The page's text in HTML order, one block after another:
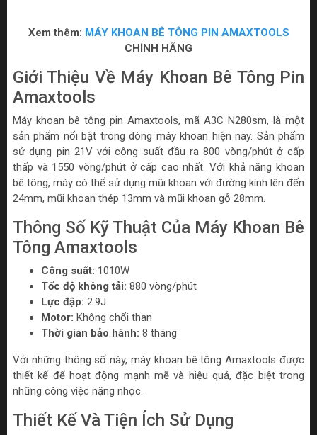
Xem thêm: MÁY KHOAN BÊ TÔNG PIN AMAXTOOLS
CHÍNH HÃNG
Giới Thiệu Về Máy Khoan Bê Tông Pin
Amaxtools
Máy khoan bê tông pin Amaxtools, mã A3C N280sm, là một
sản phẩm nổi bật trong dòng máy khoan hiện nay. Sản phẩm
sử dụng pin 21V với công suất đầu ra 800 vòng/phút ở cấp
thấp và 1550 vòng/phút ở cấp cao nhất. Với khả năng khoan
bê tông, máy có thể sử dụng mũi khoan với đường kính lên đến
24mm, mũi khoan thép 13mm và mũi khoan gỗ 28mm.
Thông Số Kỹ Thuật Của Máy Khoan Bê
Tông Amaxtools
Công suất: 1010W
Tốc độ không tải: 880 vòng/phút
Lực đập: 2.9J
Motor: Không chổi than
Thời gian bảo hành: 8 tháng
Với những thông số này, máy khoan bê tông Amaxtools được
thiết kế để hoạt động mạnh mẽ và hiệu quả, đặc biệt trong
những công việc nặng nhọc.
Thiết Kế Và Tiện Ích Sử Dụng